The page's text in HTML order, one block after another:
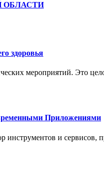
ОБЛАСТИ
здоровья
мероприятий. Это
Приложениями
и